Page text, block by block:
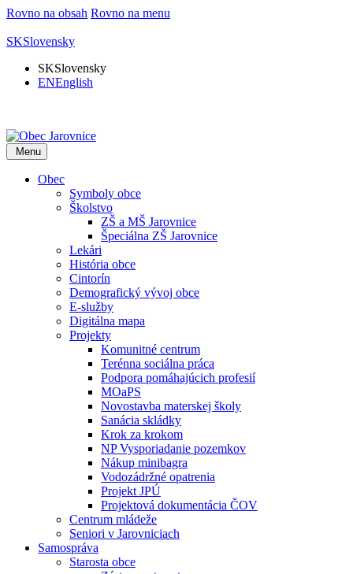
Rovno na obsah Rovno na menu
SKSlovensky
SKSlovensky
ENEnglish
Menu
Obec
Symboly obce
Školstvo
ZŠ a MŠ Jarovnice
Špeciálna ZŠ Jarovnice
Lekári
História obce
Cintorín
Demografický vývoj obce
E-služby
Digitálna mapa
Projekty
Komunitné centrum
Terénna sociálna práca
Podpora pomáhajúcich profesií
MOaPS
Novostavba materskej školy
Sanácia skládky
Krok za krokom
NP Vysporiadanie pozemkov
Nákup minibagra
Vodozádržné opatrenia
Projekt JPÚ
Projektová dokumentácia ČOV
Centrum mládeže
Seniori v Jarovniciach
Samospráva
Starosta obce